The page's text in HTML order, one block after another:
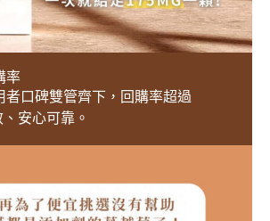
率
者口碑雙管齊下，回購率超過
安心可靠。